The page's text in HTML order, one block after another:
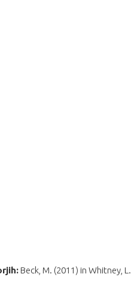
Beck, M. (2011) in Whitney, L.